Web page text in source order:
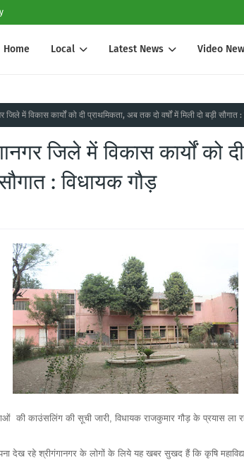
Home Local Latest News Video
जिले में विकास कार्यों को दी प्राथमिकता, अब तक दो वर्षों में मिली दो बड़ी सौगात
जिले में विकास कार्यों को
सौगात : विधायक गौड़
की काउंसलिंग की सूची जारी, विधायक राजकुमार गौड़ के प्रयास ला
देख रहे श्रीगंगानगर के लोगों के लिये यह खबर सुखद हैं कि कृषि